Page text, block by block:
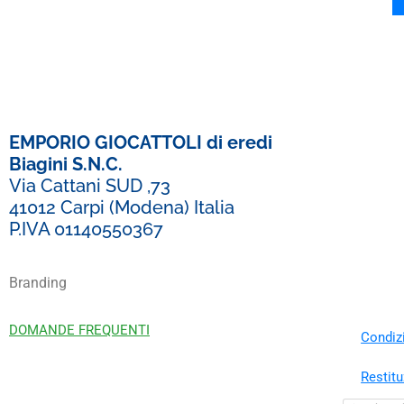
EMPORIO GIOCATTOLI di eredi
Biagini S.N.C.
Via Cattani SUD ,73
41012 Carpi (Modena) Italia
P.IVA 01140550367
Branding
DOMANDE FREQUENTI